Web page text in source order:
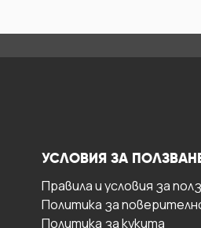
УСЛОВИЯ ЗА
Правила и условия за
Политика за
Политика за кукита